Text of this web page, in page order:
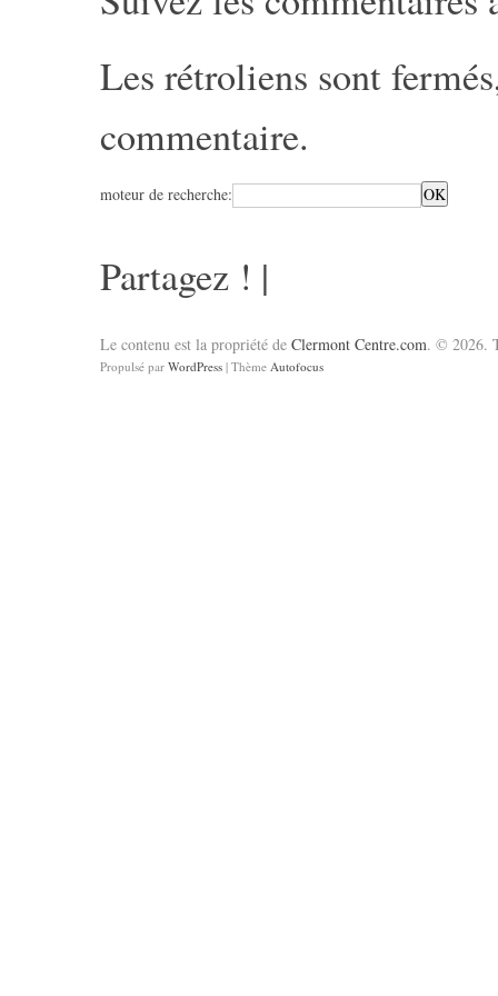
Les rétroliens sont
commentaire.
moteur de recherche:
Partagez ! |
Le contenu est la propriété de Clermont Centre.com. © 2026.
Propulsé par WordPress | Thème Autofocus